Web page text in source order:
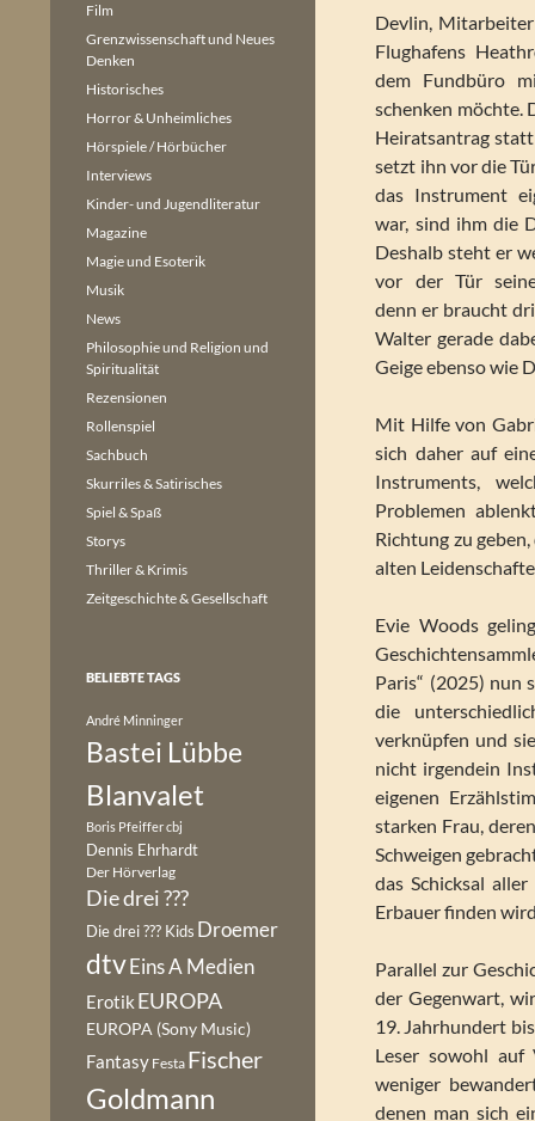
Devlin,
Flughafens
dem Fundbüro
schenken möchte.
Heiratsantrag statt
setzt ihn vor die
das Instrument
war, sind ihm die
Deshalb steht er
vor der Tür
denn er braucht
Walter gerade
Geige ebenso wie
Mit Hilfe von
sich daher auf
Instruments,
Problemen
Richtung zu
alten
Evie Woods
Paris“ (2025) nun
die
verknüpfen und
nicht irgendein
eigenen
starken Frau,
Schweigen
das Schicksal
Erbauer finden
Parallel zur
der Gegenwart,
19. Jahrhundert
Leser sowohl auf
weniger
denen man sich
Film
Grenzwissenschaft und Neues
Denken
Historisches
Horror & Unheimliches
Hörspiele / Hörbücher
Interviews
Kinder- und Jugendliteratur
Magazine
Magie und Esoterik
Musik
News
Philosophie und Religion und
Spiritualität
Rezensionen
Rollenspiel
Sachbuch
Skurriles & Satirisches
Spiel & Spaß
Storys
Thriller & Krimis
Zeitgeschichte & Gesellschaft
BELIEBTE TAGS
André Minninger
Bastei Lübbe
Blanvalet
Boris Pfeiffercbj
Dennis Ehrhardt
Der Hörverlag
Die drei ???
Die drei ??? Kids Droemer
dtvEins A Medien
Erotik EUROPA
EUROPA (Sony Music)
Fantasy Festa Fischer
Goldmann